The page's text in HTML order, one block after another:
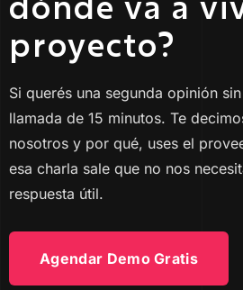
proyecto?
Si querés una segunda opinión
llamada de 15 minutos. Te
nosotros y por qué, uses el
esa charla sale que no nos
respuesta útil.
Agendar Demo Gratis